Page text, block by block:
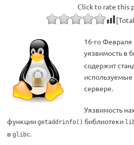
Click to rate this
16-го
уязвимость в
содержит
сервере.
Уязвимость
функции getaddrinfo() библиотеки
в glibc.